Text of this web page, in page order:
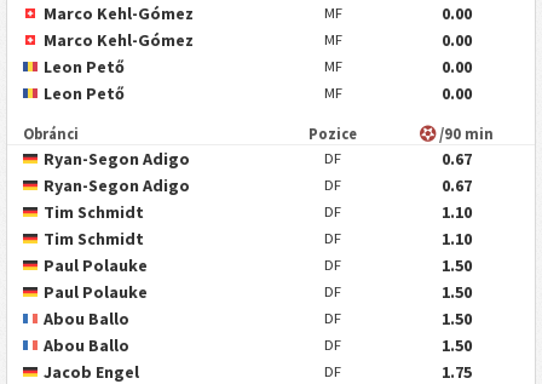
Marco Kehl-Gómez
MF
0.00
Marco Kehl-Gómez
MF
0.00
Leon Pető
MF
0.00
Leon Pető
MF 0.00
Obránci Pozice /90 min
Ryan-Segon Adigo DF
0.67
Ryan-Segon Adigo
DF
0.67
Tim Schmidt
DF
1.10
Tim Schmidt
DF
1.10
Paul Polauke
DF
1.50
Paul Polauke
DF
1.50
Abou Ballo
DF
1.50
Abou Ballo
DF
1.50
Jacob Engel
DF
1.75